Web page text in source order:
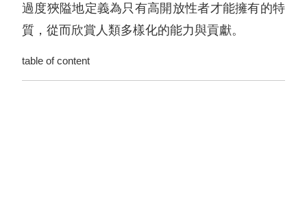
過度狹隘地定義為只有高開放性者才能擁有的特
質，從而欣賞人類多樣化的能力與貢獻。
table of content